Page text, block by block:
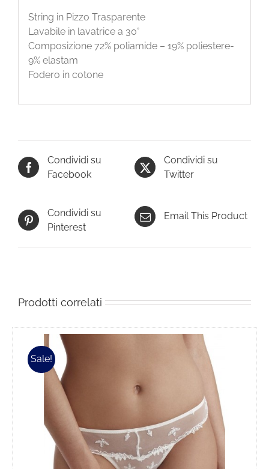
String in Pizzo Trasparente
Lavabile in lavatrice a 30°
Composizione 72% poliamide – 19% poliestere-
9% elastam
Fodero in cotone
Condividi su
Facebook
Condividi su
Twitter
Condividi su
Pinterest
Email This Product
Prodotti correlati
Sale!